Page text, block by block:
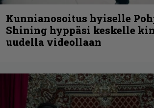
Kunnianosoitus hyiselle
Shining hyppäsi keskelle
uudella videollaan